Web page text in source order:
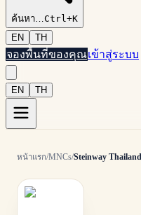
ค้นหา…Ctrl+K
EN
TH
จองพื้นที่ของคุณเข้าสู่ระบบ
EN TH
หน้าแรก/MNCs/Steinway Thailand